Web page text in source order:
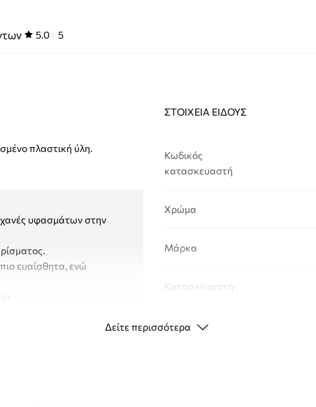
5.0 5
πλαστική ύλη.
υφασμάτων στην
ευαίσθητα, ενώ
ΣΤΟΙΧΕΊΑ ΕΊΔΟΥΣ
Κωδικός
κατασκευαστή
Χρώμα
Μάρκα
Κατασκευαστής
ID προϊόντος
Δείτε περισσότερα